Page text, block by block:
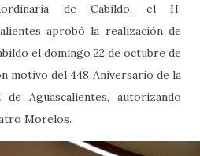
de Cabildo, el H.
aprobó la realización de
el domingo 22 de octubre de
motivo del 448 Aniversario de la
Aguascalientes, autorizando
Morelos.